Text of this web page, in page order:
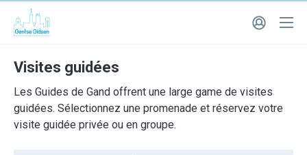
Visites guidées
Les Guides de Gand offrent une large game de visites
guidées. Sélectionnez une promenade et réservez votre
visite guidée privée ou en groupe.